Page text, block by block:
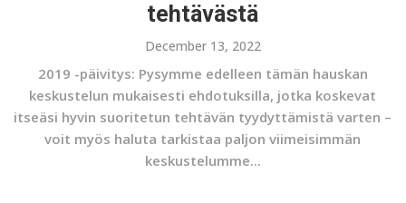
tehtävästä
December 13, 2022
2019 -päivitys: Pysymme edelleen tämän hauskan
keskustelun mukaisesti ehdotuksilla, jotka koskevat
itseäsi hyvin suoritetun tehtävän tyydyttämistä varten –
voit myös haluta tarkistaa paljon viimeisimmän
keskustelumme...